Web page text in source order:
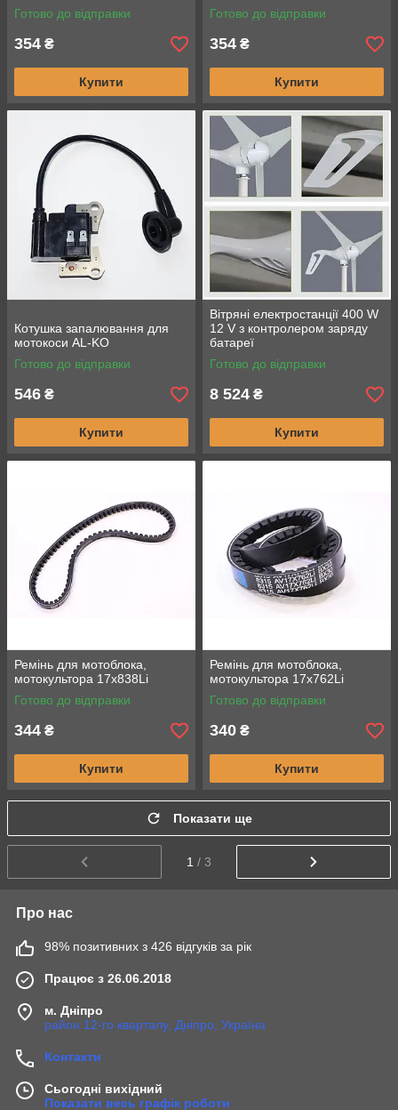
Готово до відправки
354 ₴
Купити
Готово до відправки
354 ₴
Купити
Котушка запалювання для
мотокоси AL-KO
Готово до відправки
546 ₴
Купити
Вітряні електростанції 400 W
12 V з контролером заряду
батареї
Готово до відправки
8 524 ₴
Купити
Ремінь для мотоблока,
мотокультора 17х838Li
Готово до відправки
344 ₴
Купити
Ремінь для мотоблока,
мотокультора 17х762Li
Готово до відправки
340 ₴
Купити
Показати ще
1 / 3
Про нас
98% позитивних з 426 відгуків за рік
Працює з 26.06.2018
м. Дніпро
район 12-го кварталу, Дніпро, Україна
Контакти
Сьогодні вихідний
Показати весь графік роботи